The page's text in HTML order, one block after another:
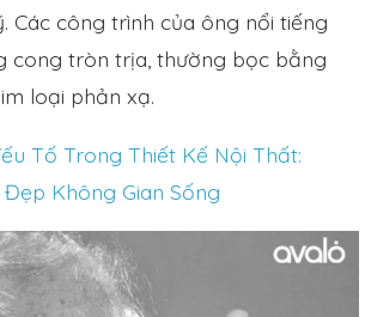
Các công trình của ông nổi tiếng
cong tròn trịa, thường bọc bằng
loại phản xạ.
Tố Trong Thiết Kế Nội Thất:
Không Gian Sống